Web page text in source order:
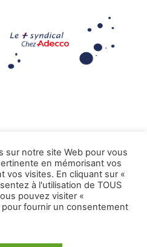
ADECCO.
sur notre site Web pour vous
en mémorisant vos
vos visites. En cliquant sur «
à l'utilisation de TOUS
pouvez visiter «
fournir un consentement